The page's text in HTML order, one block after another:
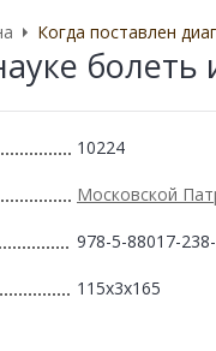
Когда поставлен
10224
Московской
978-5-88017-
115x3x165